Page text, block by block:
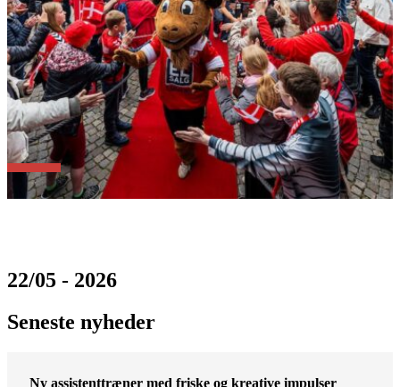
22/05 - 2026
Seneste nyheder
Ny assistenttræner med friske og kreative impulser